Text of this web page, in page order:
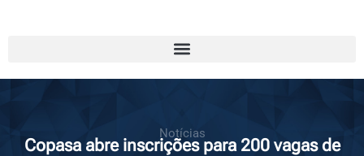
Notícias
Copasa abre inscrições para 200 vagas de